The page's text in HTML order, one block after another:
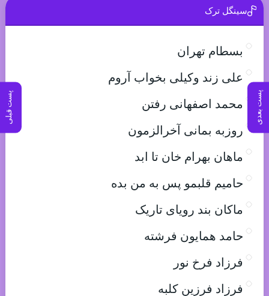
پست بعدی پست قبلی
سینگل ترک
بسطام تهران
علی زند وکیلی بخواب آروم
محمد اصفهانی رفتن
روزبه بمانی آخرالزمون
ماهان بهرام خان تا ابد
حامیم قلبمو پس به من بده
ماکان بند رویای تاریک
حامد همایون فرشته
فرزاد فرخ نور
فرزاد فرزین کلبه